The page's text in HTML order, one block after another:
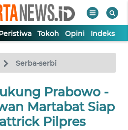
Tokoh Opini Indeks
Serba-serbi
Prabowo -
Martabat Siap
Pilpres